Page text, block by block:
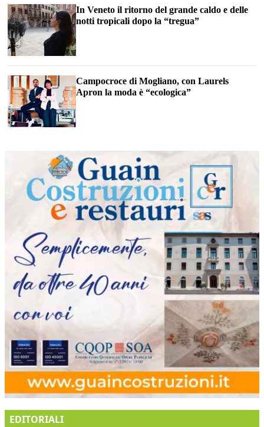
In Veneto il ritorno del grande caldo e delle
notti tropicali dopo la “tregua”
Campocroce di Mogliano, con Laurels
Apron la moda è “ecologica”
EDITORIALI